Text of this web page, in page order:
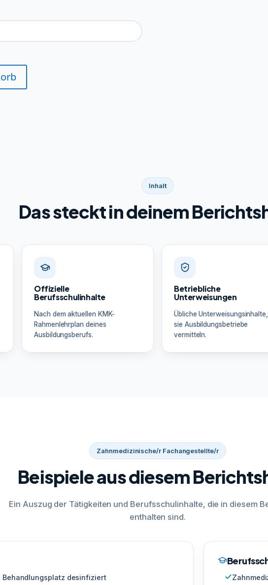
Inhalt
Das steckt in deinem
Offizielle
Berufsschulinhalte
Nach dem aktuellen KMK-
Rahmenlehrplan deines
Ausbildungsberufs.
Betriebliche
Unterweisungen
Übliche
sie Ausbildungsbetriebe
vermitteln.
Zahnmedizinische/r Fachangestellte/r
Beispiele aus diesem
Ein Auszug der Tätigkeiten und Berufsschulinhalte, die in diesem
enthalten sind.
Behandlungsplatz desinfiziert